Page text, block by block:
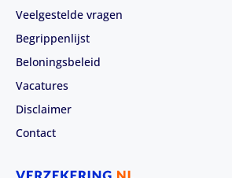
Veelgestelde vragen
Begrippenlijst
Beloningsbeleid
Vacatures
Disclaimer
Contact